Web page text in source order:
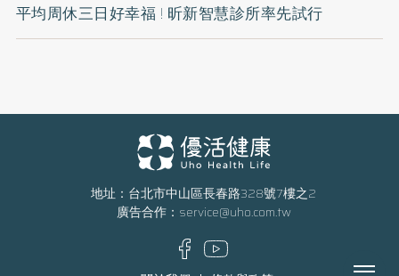
平均周休三日好幸福 ! 昕新智慧診所率先試行
地址：台北市中山區長春路328號7樓之2
廣告合作： service@uho.com.tw
Menu